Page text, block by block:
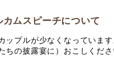
ムスピーチについて
プルが少なくなっていま
ちの披露宴に）おこしくだ